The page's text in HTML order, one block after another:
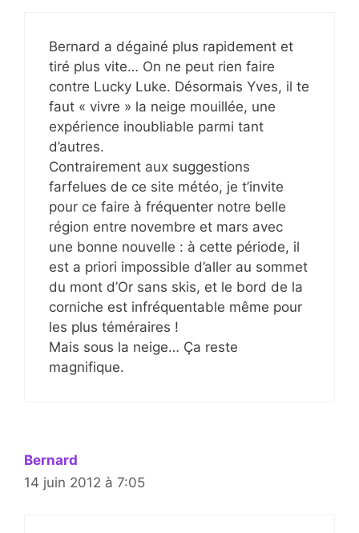
Bernard a dégainé plus rapidement et
tiré plus vite… On ne peut rien faire
contre Lucky Luke. Désormais Yves, il te
faut « vivre » la neige mouillée, une
expérience inoubliable parmi tant
d’autres.
Contrairement aux suggestions
farfelues de ce site météo, je t’invite
pour ce faire à fréquenter notre belle
région entre novembre et mars avec
une bonne nouvelle : à cette période, il
est a priori impossible d’aller au sommet
du mont d’Or sans skis, et le bord de la
corniche est infréquentable même pour
les plus téméraires !
Mais sous la neige… Ça reste
magnifique.
Bernard
14 juin 2012 à 7:05